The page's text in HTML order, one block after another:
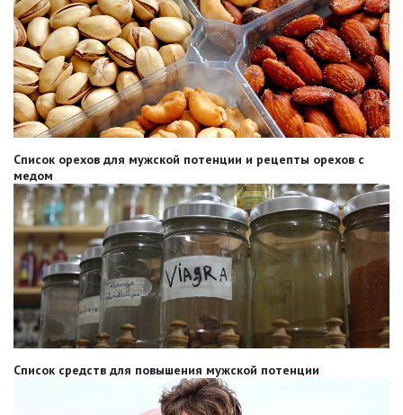
Список орехов для мужской потенции и рецепты орехов с
медом
Список средств для повышения мужской потенции